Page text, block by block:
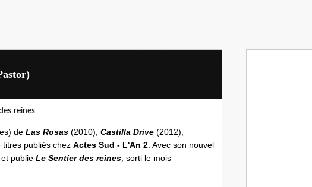
de Las Rosas (2010), Castilla Drive (2012),
publiés chez Actes Sud - L'An 2 . Avec son nouvel
publie Le Sentier des reines , sorti le mois